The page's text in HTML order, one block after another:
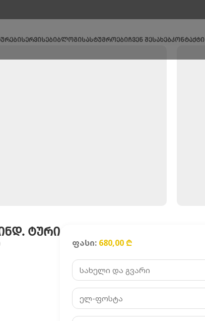
ᲡᲔᲠᲕᲘᲡᲔᲑᲘᲑᲚᲝᲒᲘᲡᲐᲡᲢᲣᲛᲠᲝᲔᲑᲘᲩᲕᲔᲜ ᲨᲔᲡᲐᲮᲔᲑᲙᲝᲜᲢᲐᲥᲢᲘ
ᲘᲜᲓ. ᲢᲣᲠᲘ
ფასი: 680,00 ₾